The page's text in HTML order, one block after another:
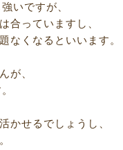
いですが、
合っていますし、
なくなるといいます。
が、
かせるでしょうし、